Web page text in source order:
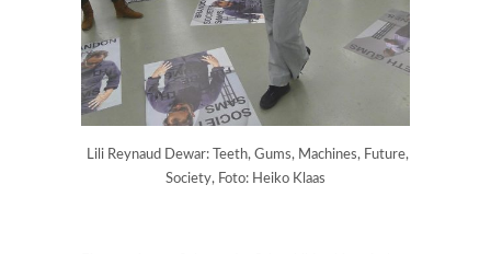
Lili Reynaud Dewar: Teeth, Gums, Machines, Future,
Society, Foto: Heiko Klaas